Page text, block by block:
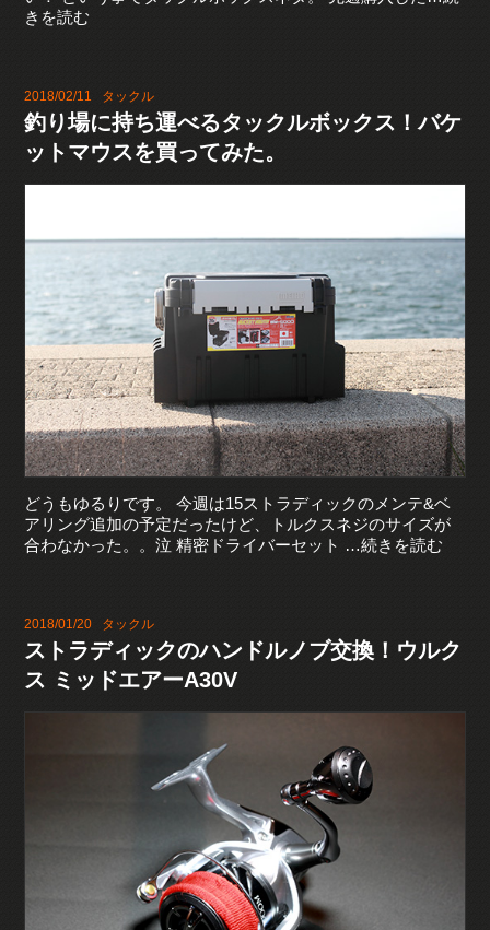
きを読む
2018/02/11 タックル
釣り場に持ち運べるタックルボックス！バケ
ットマウスを買ってみた。
どうもゆるりです。 今週は15ストラディックのメンテ&ベ
アリング追加の予定だったけど、トルクスネジのサイズが
合わなかった。。泣 精密ドライバーセット …続きを読む
2018/01/20 タックル
ストラディックのハンドルノブ交換！ウルク
ス ミッドエアーA30V